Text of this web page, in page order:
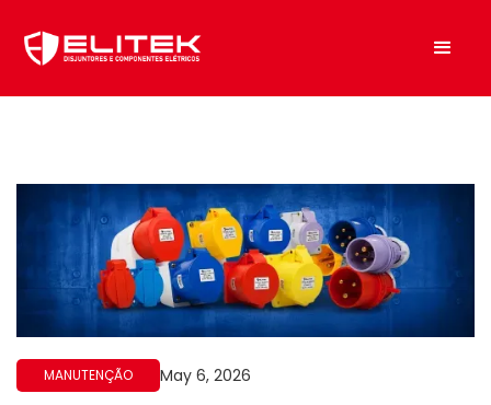
MANUTENÇÃO May 6, 2026